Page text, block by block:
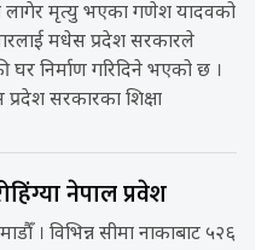
लागेर मृत्यु भएका गणेश यादवको
मधेस प्रदेश सरकारले
घर निर्माण गरिदिने भएको छ ।
सरकारका शिक्षा
नेपाल प्रवेश
। विभिन्न सीमा नाकाबाट ५२६